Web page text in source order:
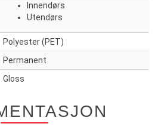
Innendørs
Utendørs
Polyester (PET)
Permanent
Gloss